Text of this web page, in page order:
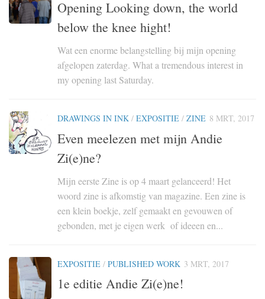
Opening Looking down, the world
below the knee hight!
Wat een enorme belangstelling bij mijn opening
afgelopen zaterdag. What a tremendous interest in
my opening last Saturday.
DRAWINGS IN INK / EXPOSITIE / ZINE 8 MRT, 2017
Even meelezen met mijn Andie
Zi(e)ne?
Mijn eerste Zine is op 4 maart gelanceerd! Het
woord zine is afkomstig van magazine. Een zine is
een klein boekje, zelf gemaakt en gevouwen of
gebonden, met je eigen werk of ideeen en...
EXPOSITIE / PUBLISHED WORK 3 MRT, 2017
1e editie Andie Zi(e)ne!